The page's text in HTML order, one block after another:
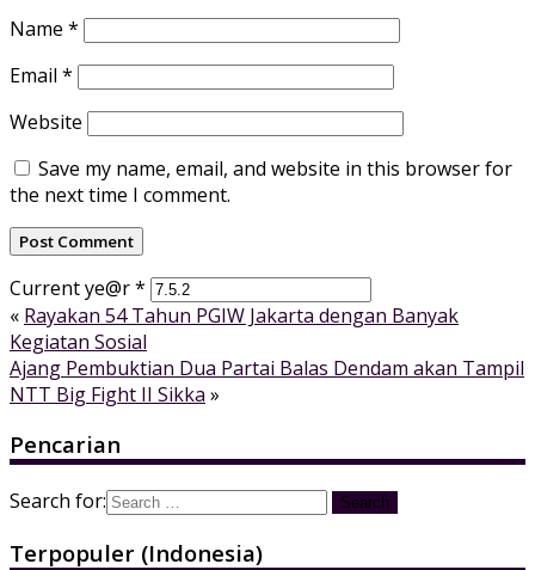
Name *
Email *
Website
Save my name, email, and website in this browser for
the next time I comment.
Current ye@r*
« Rayakan 54 Tahun PGIW Jakarta dengan Banyak
Kegiatan Sosial
Ajang Pembuktian Dua Partai Balas Dendam akan Tampil
NTT Big Fight II Sikka »
Pencarian
Search for:
Terpopuler (Indonesia)